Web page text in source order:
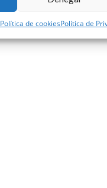
Política de cookiesPolítica de